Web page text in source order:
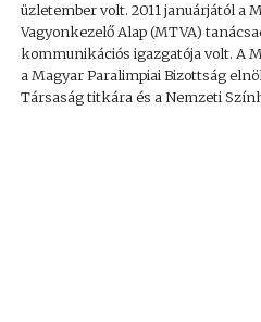
üzletember volt. 2011 januárjától a
Vagyonkezelő Alap (MTVA)
kommunikációs igazgatója volt. A
a Magyar Paralimpiai Bizottság
Társaság titkára és a Nemzeti